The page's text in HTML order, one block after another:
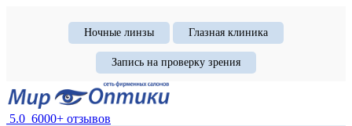
Ночные линзы Глазная клиника
Запись на проверку зрения
5.0 6000+ отзывов